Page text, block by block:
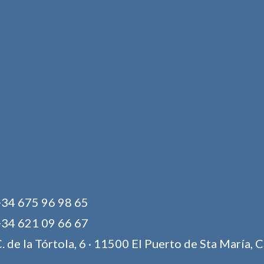
675 96 98 65
621 09 66 67
de la Tórtola, 6 · 11500 El Puerto de Sta María,